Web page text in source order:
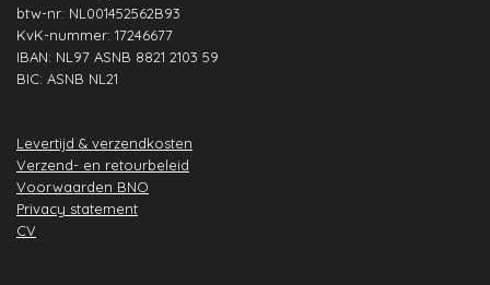
btw-nr: NL001452562B93
KvK-nummer: 17246677
IBAN: NL97 ASNB 8821 2103 59
BIC: ASNB NL21
Levertijd & verzendkosten
Verzend- en retourbeleid
Voorwaarden BNO
Privacy statement
CV